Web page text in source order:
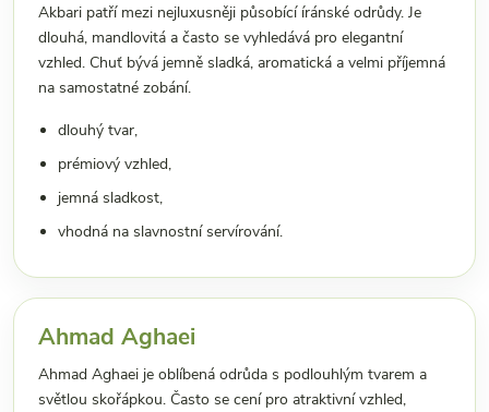
Akbari patří mezi nejluxusněji působící íránské odrůdy. Je
dlouhá, mandlovitá a často se vyhledává pro elegantní
vzhled. Chuť bývá jemně sladká, aromatická a velmi příjemná
na samostatné zobání.
dlouhý tvar,
prémiový vzhled,
jemná sladkost,
vhodná na slavnostní servírování.
Ahmad Aghaei
Ahmad Aghaei je oblíbená odrůda s podlouhlým tvarem a
světlou skořápkou. Často se cení pro atraktivní vzhled,